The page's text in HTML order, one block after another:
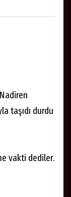
taşıdı durdu
vakti dediler.